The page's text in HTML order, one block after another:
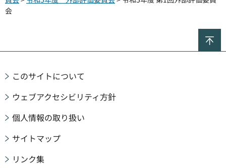
会
このサイトについて
ウェブアクセシビリティ方針
個人情報の取り扱い
サイトマップ
リンク集